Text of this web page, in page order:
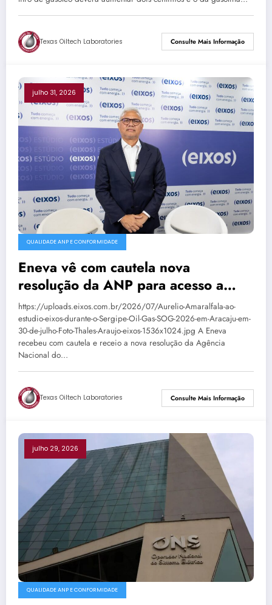
Texas Oiltech Laboratories Consulte Mais Informação
julho 31, 2026
QUALIDADE ANP E CONFORMIDADE
Eneva vê com cautela nova
resolução da ANP para acesso a
terminais de GNL
https://uploads.eixos.com.br/2026/07/Aurelio-Amaralfala-ao-
estudio-eixos-durante-o-Sergipe-Oil-Gas-SOG-2026-em-Aracaju-em-
30-de-julho-Foto-Thales-Araujo-eixos-1536x1024.jpg A Eneva
recebeu com cautela e receio a nova resolução da Agência
Nacional do…
Texas Oiltech Laboratories Consulte Mais Informação
julho 29, 2026
QUALIDADE ANP E CONFORMIDADE